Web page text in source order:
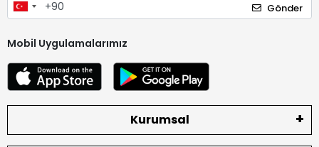
Gönder
Mobil Uygulamalarımız
Kurumsal